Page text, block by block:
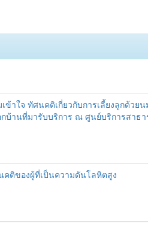
ข้าใจ ทัศนคติเกี่ยวกับการเลี้ยงลูกด้วย
บ้านที่มารับบริการ ณ ศูนย์บริการสาธ
คติของผู้ที่เป็นความดันโลหิตสูง